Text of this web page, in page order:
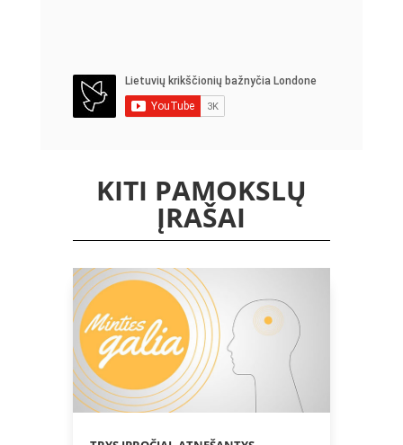
KITI PAMOKSLŲ
ĮRAŠAI